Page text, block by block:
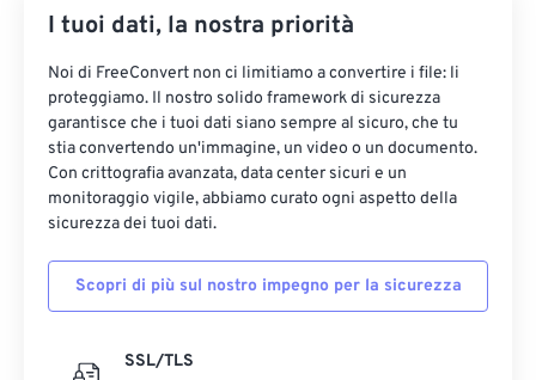
I tuoi dati, la nostra priorità
Noi di FreeConvert non ci limitiamo a convertire i file: li
proteggiamo. Il nostro solido framework di sicurezza
garantisce che i tuoi dati siano sempre al sicuro, che tu
stia convertendo un'immagine, un video o un documento.
Con crittografia avanzata, data center sicuri e un
monitoraggio vigile, abbiamo curato ogni aspetto della
sicurezza dei tuoi dati.
Scopri di più sul nostro impegno per la sicurezza
SSL/TLS